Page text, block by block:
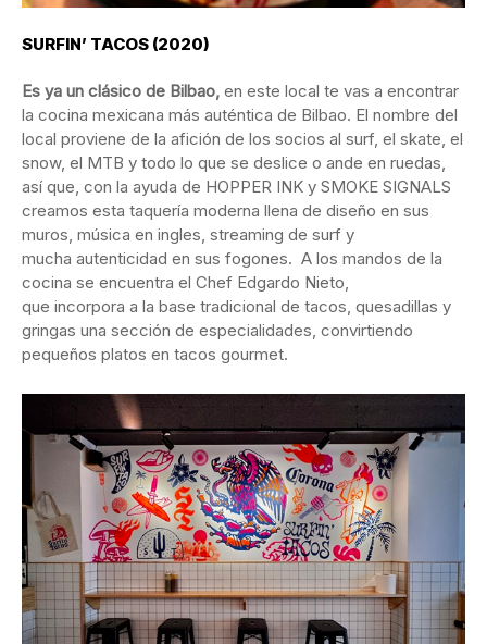
SURFIN’ TACOS (2020)
Es ya un clásico de Bilbao, en este local te vas a encontrar
la cocina mexicana más auténtica de Bilbao. El nombre del
local proviene de la afición de los socios al surf, el skate, el
snow, el MTB y todo lo que se deslice o ande en ruedas,
así que, con la ayuda de HOPPER INK y SMOKE SIGNALS
creamos esta taquería moderna llena de diseño en sus
muros, música en ingles, streaming de surf y
mucha autenticidad en sus fogones. A los mandos de la
cocina se encuentra el Chef Edgardo Nieto,
que incorpora a la base tradicional de tacos, quesadillas y
gringas una sección de especialidades, convirtiendo
pequeños platos en tacos gourmet.